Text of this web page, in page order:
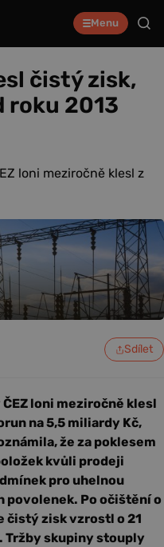
Menu
čistý zisk,
roku 2013
loni meziročně klesl z
Sdílet
loni meziročně klesl
na 5,5 miliardy Kč,
že za poklesem
kvůli prodeji
pro uhelnou
povolenek. Po očištění o
čistý zisk vzrostl o 21
Tržby skupiny stouply